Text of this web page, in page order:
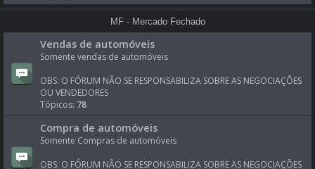
MF - Mercado Fechado
Vendas de automóveis
Somente vendas de automóveis
OBS: O FÓRUM NÃO SE RESPONSABILIZA SOBRE AS NEGOCIAÇÕES
OU VENDEDORES
Tópicos: 78
Compra de automóveis
Somente Compras de automóveis
OBS: O FÓRUM NÃO SE RESPONSABILIZA SOBRE AS NEGOCIAÇÕES